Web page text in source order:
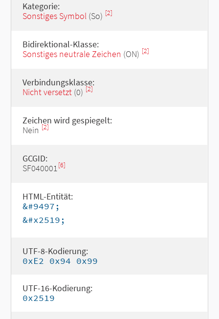
Kategorie:
Sonstiges Symbol(So) [2]
Bidirektional-Klasse:
Sonstiges neutrale Zeichen (ON) [2]
Verbindungsklasse:
Nicht versetzt(0) [2]
Zeichen wird gespiegelt:
Nein [2]
GCGID:
SF040001[6]
HTML-Entität:
&#9497;
&#x2519;
UTF-8-Kodierung:
0xE2 0x94 0x99
UTF-16-Kodierung:
0x2519